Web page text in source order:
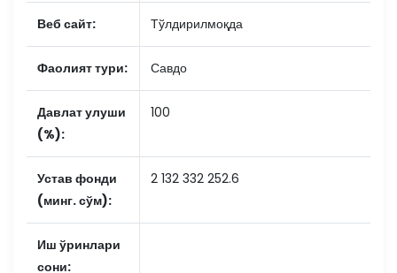
Веб сайт: Тўлдирилмоқда
Фаолият тури: Савдо
Давлат улуши
(%):
100
Устав фонди
(минг. сўм):
2 132 332 252.6
Иш ўринлари
сони: